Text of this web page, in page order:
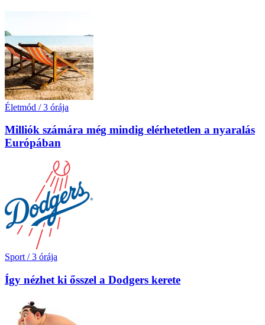
Életmód / 3 órája
Milliók számára még mindig elérhetetlen a nyaralás
Európában
Sport / 3 órája
Így nézhet ki ősszel a Dodgers kerete